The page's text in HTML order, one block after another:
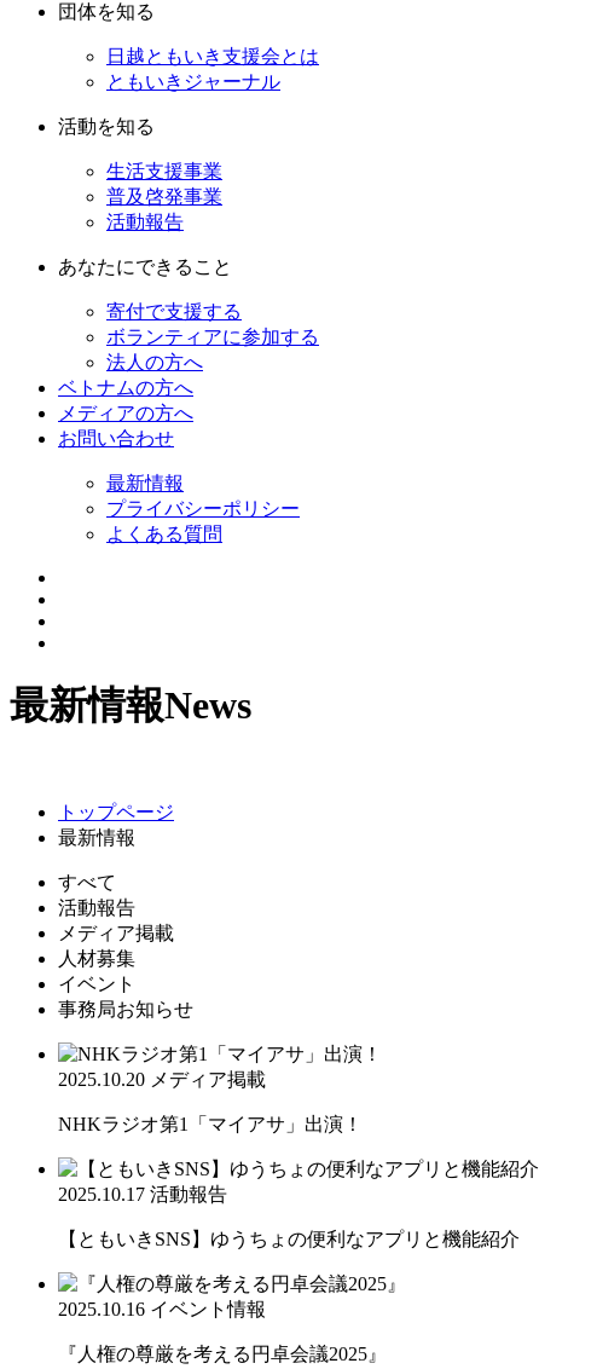
団体を知る
日越ともいき支援会とは
ともいきジャーナル
活動を知る
生活支援事業
普及啓発事業
活動報告
あなたにできること
寄付で支援する
ボランティアに参加する
法人の方へ
ベトナムの方へ
メディアの方へ
お問い合わせ
最新情報
プライバシーポリシー
よくある質問
最新情報News
トップページ
最新情報
すべて
活動報告
メディア掲載
人材募集
イベント
事務局お知らせ
2025.10.20 メディア掲載
NHKラジオ第1「マイアサ」出演！
2025.10.17 活動報告
【ともいきSNS】ゆうちょの便利なアプリと機能紹介
2025.10.16 イベント情報
『人権の尊厳を考える円卓会議2025』